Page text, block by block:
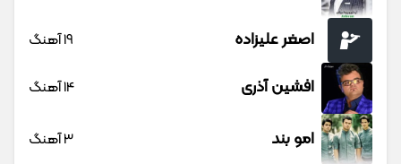
اصغر علیزاده 19 آهنگ
افشین آذری 14 آهنگ
امو بند 3 آهنگ